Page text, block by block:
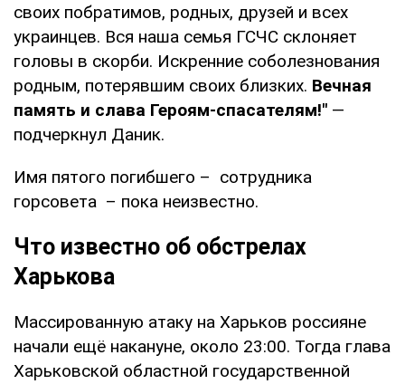
своих побратимов, родных, друзей и всех
украинцев. Вся наша семья ГСЧС склоняет
головы в скорби. Искренние соболезнования
родным, потерявшим своих близких. Вечная
память и слава Героям-спасателям!" —
подчеркнул Даник.
Имя пятого погибшего – сотрудника
горсовета – пока неизвестно.
Что известно об обстрелах
Харькова
Массированную атаку на Харьков россияне
начали ещё накануне, около 23:00. Тогда глава
Харьковской областной государственной